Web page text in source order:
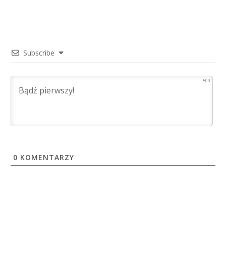
Subscribe
500
0 KOMENTARZY